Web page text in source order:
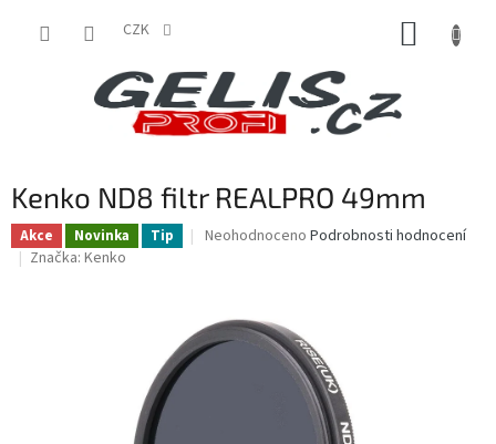
CZK
Kenko ND8 filtr REALPRO 49mm
Akce Novinka Tip
Průměrné
0,0
z
5
Neohodnoceno Podrobnosti hodnocení
Značka: Kenko